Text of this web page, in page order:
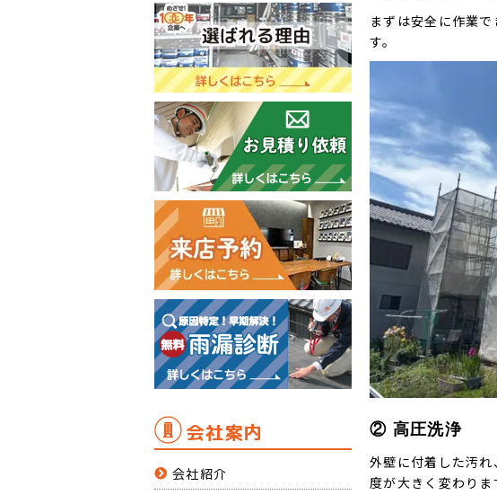
まずは安全に作業
す。
② 高圧洗浄
外壁に付着した汚
度が大きく変わりま
会社案内
会社紹介